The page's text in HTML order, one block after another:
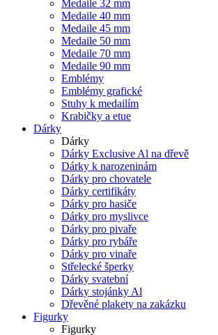
Medaile 32 mm
Medaile 40 mm
Medaile 45 mm
Medaile 50 mm
Medaile 70 mm
Medaile 90 mm
Emblémy
Emblémy grafické
Stuhy k medailím
Krabičky a etue
Dárky
Dárky
Dárky Exclusive Al na dřevě
Dárky k narozeninám
Dárky pro chovatele
Dárky certifikáty
Dárky pro hasiče
Dárky pro myslivce
Dárky pro pivaře
Dárky pro rybáře
Dárky pro vinaře
Střelecké šperky
Dárky svatební
Dárky stojánky Al
Dřevěné plakety na zakázku
Figurky
Figurky